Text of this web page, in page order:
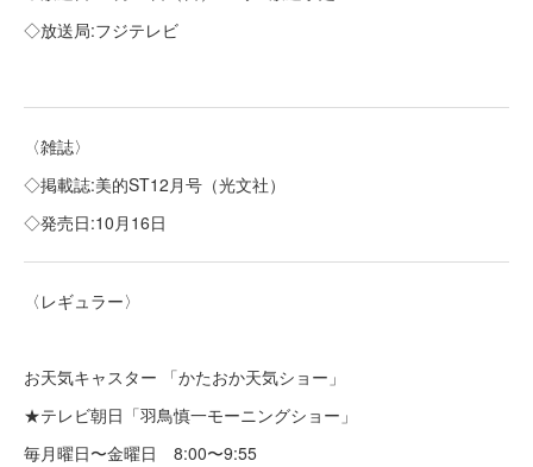
◇放送局:フジテレビ
〈雑誌〉
◇掲載誌:美的ST12月号（光文社）
◇発売日:10月16日
〈レギュラー〉
お天気キャスター 「かたおか天気ショー」
★テレビ朝日「羽鳥慎一モーニングショー」
毎月曜日〜金曜日 8:00〜9:55